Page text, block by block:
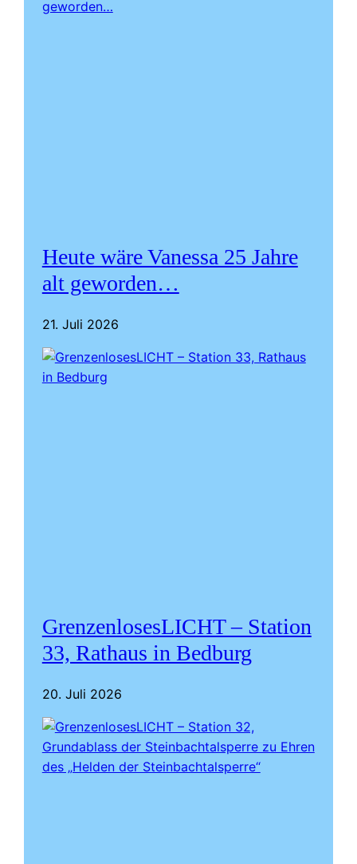
Heute wäre Vanessa 25 Jahre
alt geworden…
21. Juli 2026
GrenzenlosesLICHT – Station
33, Rathaus in Bedburg
20. Juli 2026